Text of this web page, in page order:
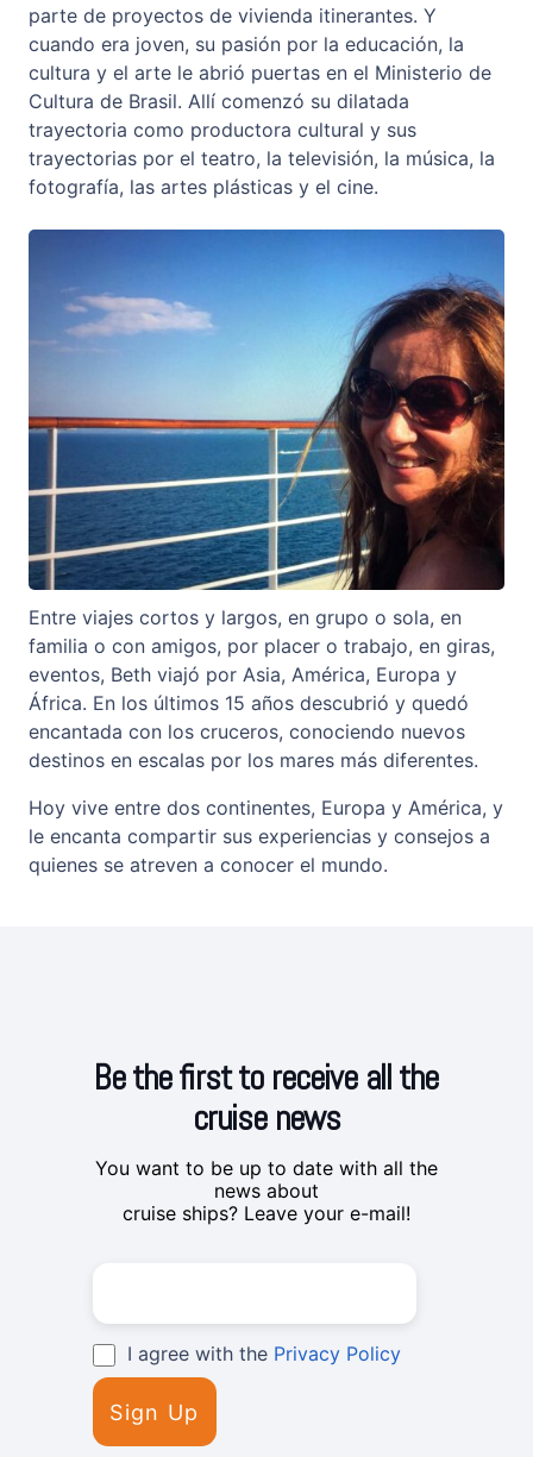
parte de proyectos de vivienda itinerantes. Y
cuando era joven, su pasión por la educación, la
cultura y el arte le abrió puertas en el Ministerio de
Cultura de Brasil. Allí comenzó su dilatada
trayectoria como productora cultural y sus
trayectorias por el teatro, la televisión, la música, la
fotografía, las artes plásticas y el cine.
Entre viajes cortos y largos, en grupo o sola, en
familia o con amigos, por placer o trabajo, en giras,
eventos, Beth viajó por Asia, América, Europa y
África. En los últimos 15 años descubrió y quedó
encantada con los cruceros, conociendo nuevos
destinos en escalas por los mares más diferentes.
Hoy vive entre dos continentes, Europa y América, y
le encanta compartir sus experiencias y consejos a
quienes se atreven a conocer el mundo.
Be the first to receive all the
cruise news
You want to be up to date with all the
news about
cruise ships? Leave your e-mail!
I agree with the Privacy Policy